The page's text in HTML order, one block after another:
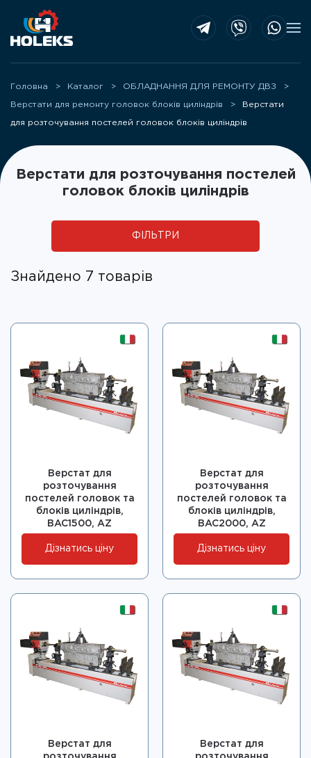
Skip to main content
Головна Каталог ОБЛАДНАННЯ ДЛЯ РЕМОНТУ ДВЗ
Верстати для ремонту головок блоків циліндрів Верстати
для розточування постелей головок блоків циліндрів
Верстати для розточування постелей
головок блоків циліндрів
ФІЛЬТРИ
Знайдено 7 товарів
Верстат для
розточування
постелей головок та
блоків циліндрів,
BAC1500, AZ
Дізнатись ціну
Верстат для
розточування
постелей головок та
блоків циліндрів,
BAC2000, AZ
Дізнатись ціну
Верстат для
Верстат для